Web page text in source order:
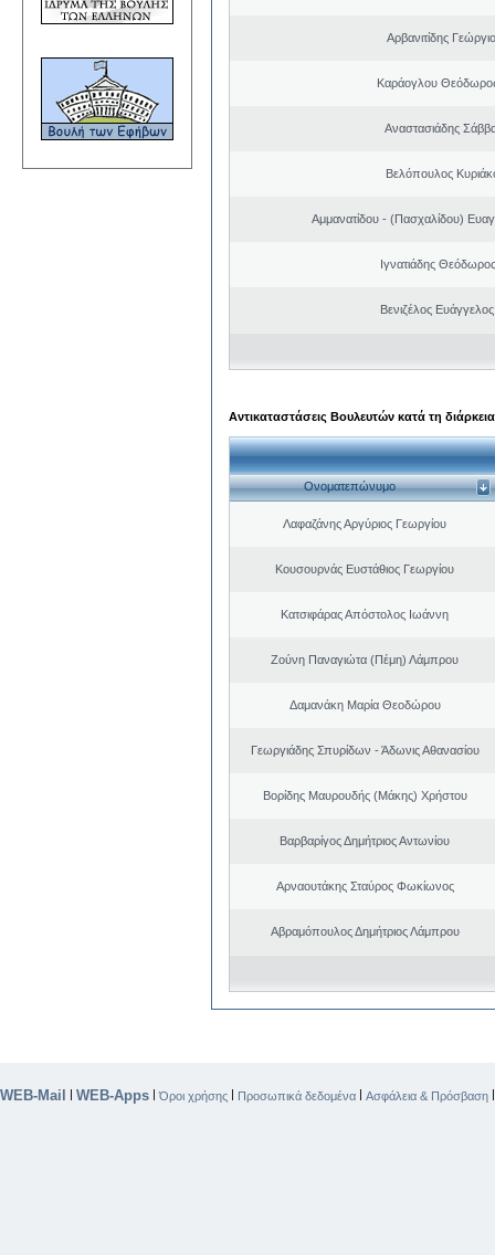
Αρβανιτίδης
Καράογλου
Αναστασιάδης
Βελόπουλος
Αμμανατίδου - (Πασχαλίδου)
Ιγνατιάδης
Βενιζέλος
Αντικαταστάσεις Βουλευτών κατά τη
Ονοματεπώνυμο
Λαφαζάνης Αργύριος Γεωργίου
Κουσουρνάς Ευστάθιος Γεωργίου
Κατσιφάρας Απόστολος Ιωάννη
Ζούνη Παναγιώτα (Πέμη) Λάμπρου
Δαμανάκη Μαρία Θεοδώρου
Γεωργιάδης Σπυρίδων - Άδωνις Αθανασίου
Βορίδης Μαυρουδής (Μάκης) Χρήστου
Βαρβαρίγος Δημήτριος Αντωνίου
Αρναουτάκης Σταύρος Φωκίωνος
Αβραμόπουλος Δημήτριος Λάμπρου
WEB-Mail | WEB-Apps |Όροι χρήσης | Προσωπικά δεδομένα | Ασφάλεια & Πρόσβαση